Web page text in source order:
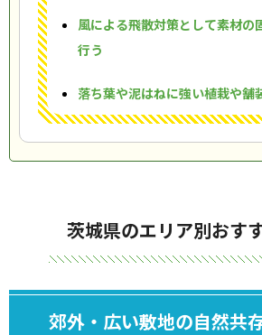
風による飛散対策として素材の
行う
落ち葉や泥はねに強い植栽や舗
茨城県のエリア別おす
郊外・広い敷地の自然共